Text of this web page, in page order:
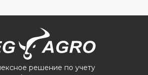
решение по учету